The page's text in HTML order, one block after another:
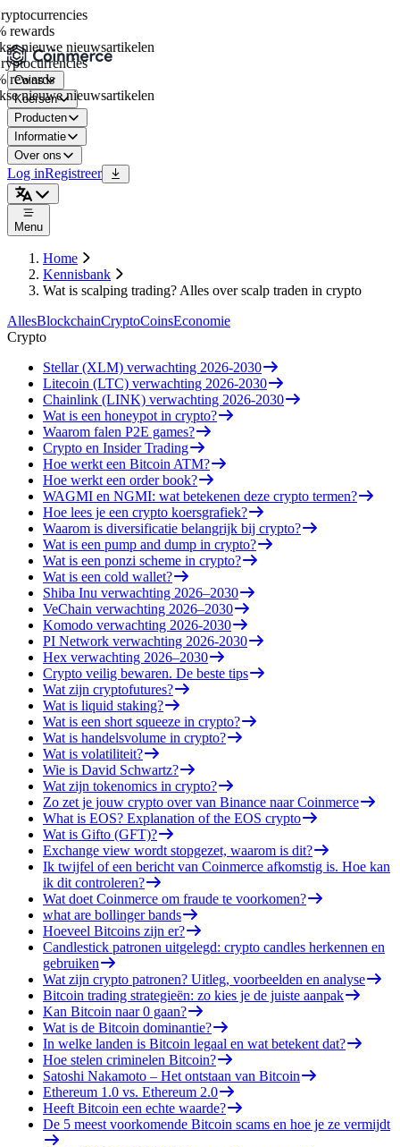
nieuwe nieuwsartikelen
nieuwe nieuwsartikelen
Coins
Koersen
Producten
Informatie
Over ons
Log inRegistreer
Menu
Home
Kennisbank
Wat is scalping trading? Alles over scalp traden in crypto
AllesBlockchainCryptoCoinsEconomie
Crypto
Stellar (XLM) verwachting 2026-2030
Litecoin (LTC) verwachting 2026-2030
Chainlink (LINK) verwachting 2026-2030
Wat is een honeypot in crypto?
Waarom falen P2E games?
Crypto en Insider Trading
Hoe werkt een Bitcoin ATM?
Hoe werkt een order book?
WAGMI en NGMI: wat betekenen deze crypto termen?
Hoe lees je een crypto koersgrafiek?
Waarom is diversificatie belangrijk bij crypto?
Wat is een pump and dump in crypto?
Wat is een ponzi scheme in crypto?
Wat is een cold wallet?
Shiba Inu verwachting 2026–2030
VeChain verwachting 2026–2030
Komodo verwachting 2026-2030
PI Network verwachting 2026-2030
Hex verwachting 2026–2030
Crypto veilig bewaren. De beste tips
Wat zijn cryptofutures?
Wat is liquid staking?
Wat is een short squeeze in crypto?
Wat is handelsvolume in crypto?
Wat is volatiliteit?
Wie is David Schwartz?
Wat zijn tokenomics in crypto?
Zo zet je jouw crypto over van Binance naar Coinmerce
What is EOS? Explanation of the EOS crypto
Wat is Gifto (GFT)?
Exchange view wordt stopgezet, waarom is dit?
Ik twijfel of een bericht van Coinmerce afkomstig is. Hoe kan
ik dit controleren?
Wat doet Coinmerce om fraude te voorkomen?
what are bollinger bands
Hoeveel Bitcoins zijn er?
Candlestick patronen uitgelegd: crypto candles herkennen en
gebruiken
Wat zijn crypto patronen? Uitleg, voorbeelden en analyse
Bitcoin trading strategieën: zo kies je de juiste aanpak
Kan Bitcoin naar 0 gaan?
Wat is de Bitcoin dominantie?
In welke landen is Bitcoin legaal en wat betekent dat?
Hoe stelen criminelen Bitcoin?
Satoshi Nakamoto – Het ontstaan van Bitcoin
Ethereum 1.0 vs. Ethereum 2.0
Heeft Bitcoin een echte waarde?
De 5 meest voorkomende Bitcoin scams en hoe je ze vermijdt